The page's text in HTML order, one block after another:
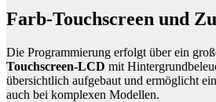
Farb-Touchscreen und
Die Programmierung erfolgt über ein
Touchscreen-LCD mit
übersichtlich aufgebaut und ermöglicht
auch bei komplexen Modellen.